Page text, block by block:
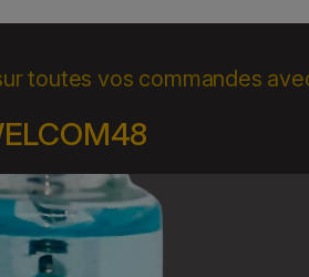
toutes vos commandes